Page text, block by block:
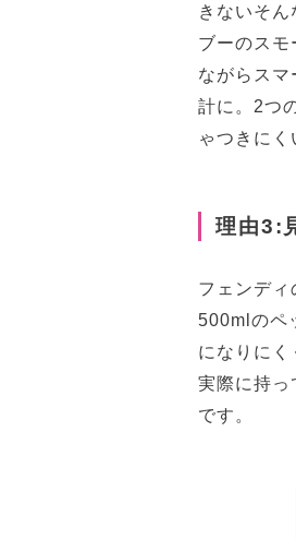
きないそ
ブーのスモ
ながらス
計に。2つ
ゃつきにく
理由3:
フェンデ
500mlのペ
になりにく
実際に持っ
です。